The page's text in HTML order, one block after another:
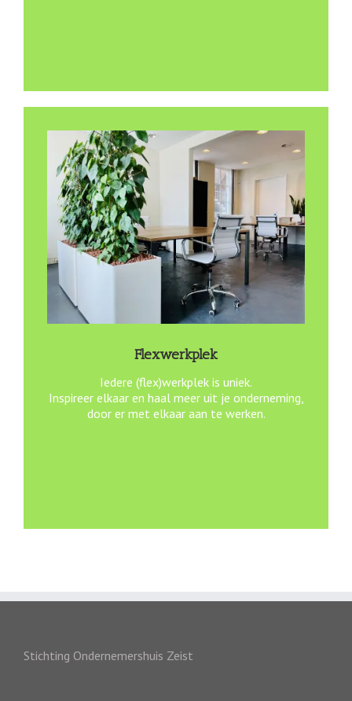
Flexwerkplek
Iedere (flex)werkplek is uniek.
Inspireer elkaar en haal meer uit je onderneming,
door er met elkaar aan te werken.
Stichting Ondernemershuis Zeist